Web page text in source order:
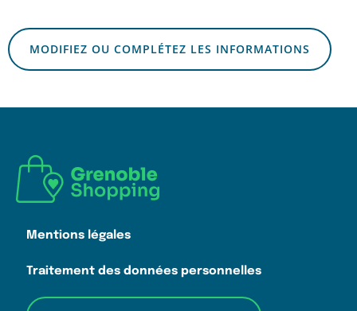
MODIFIEZ OU COMPLÉTEZ LES INFORMATIONS
Mentions légales
Traitement des données personnelles